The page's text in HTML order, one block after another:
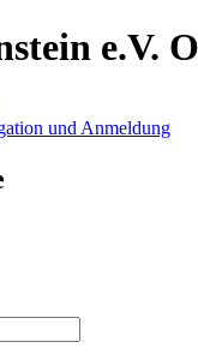
e.V.
und Anmeldung